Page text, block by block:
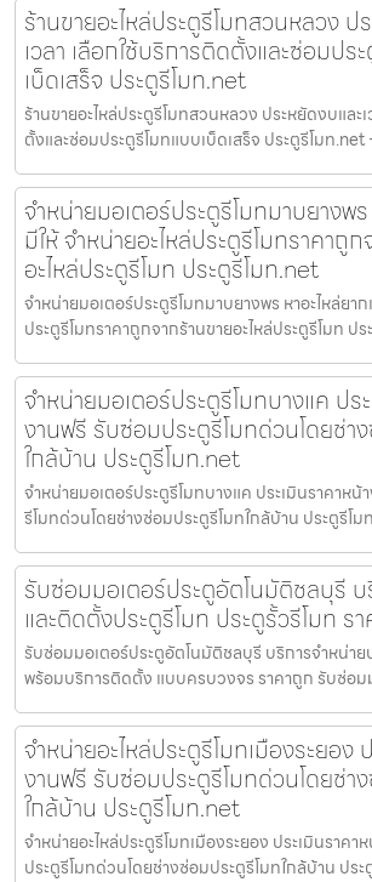
ร้านขายอะไหล่ประตูรีโมทสวนหลวง ป
เวลา เลือกใช้บริการติดตั้งและซ่อมปร
เบ็ดเสร็จ ประตูรีโมท.net
ร้านขายอะไหล่ประตูรีโมทสวนหลวง ประหยัดงบและ
ตั้งและซ่อมประตูรีโมทแบบเบ็ดเสร็จ ประตูรีโมท
จำหน่ายมอเตอร์ประตูรีโมทมาบยางพร
มีให้ จำหน่ายอะไหล่ประตูรีโมทราคาถู
อะไหล่ประตูรีโมท ประตูรีโมท.net
จำหน่ายมอเตอร์ประตูรีโมทมาบยางพร หาอะไหล่ยาก
ประตูรีโมทราคาถูกจากร้านขายอะไหล่ประตูรีโมท ปร
จำหน่ายมอเตอร์ประตูรีโมทบางแค ปร
งานฟรี รับซ่อมประตูรีโมทด่วนโดยช่า
ใกล้บ้าน ประตูรีโมท.net
จำหน่ายมอเตอร์ประตูรีโมทบางแค ประเมินราคาห
รีโมทด่วนโดยช่างซ่อมประตูรีโมทใกล้บ้าน ประตูรีโ
รับซ่อมมอเตอร์ประตูอัตโนมัติชลบุรี บ
และติดตั้งประตูรีโมท ประตูรั้วรีโมท ร
รับซ่อมมอเตอร์ประตูอัตโนมัติชลบุรี บริการจำหน่าย
พร้อมบริการติดตั้ง แบบครบวงจร ราคาถูก รับซ่อม
จำหน่ายอะไหล่ประตูรีโมทเมืองระยอง
งานฟรี รับซ่อมประตูรีโมทด่วนโดยช่า
ใกล้บ้าน ประตูรีโมท.net
จำหน่ายอะไหล่ประตูรีโมทเมืองระยอง ประเมินราค
ประตูรีโมทด่วนโดยช่างซ่อมประตูรีโมทใกล้บ้าน ประ